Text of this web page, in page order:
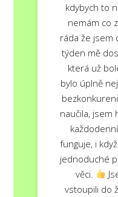
kdybych to
nemám co
ráda že jsem
týden mě
která už
bylo úplně
naučila, jsem
funguje, i
jednoduché
věci.
vstoupili do